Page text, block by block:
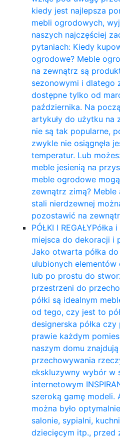
kiedy jest najlepsza
mebli ogrodowych,
naszych najczęściej
pytaniach: Kiedy
ogrodowe? Meble
na zewnątrz są
sezonowymi i dlatego
dostępne tylko od
października. Na
artykuły do ​​użytku na
nie są tak popularne,
zwykle nie osiągnęła
temperatur. Lub
meble jesienią na
meble ogrodowe
zewnątrz zimą? Meble
stali nierdzewnej
pozostawić na
PÓŁKI I REGAŁYPółka
miejsca do dekoracji i
Jako otwarta półka
ulubionych elementów
lub po prostu do
przestrzeni do
półki są idealnym
od tego, czy jest to
designerska półka czy
prawie każdym
naszym domu
przechowywania
ekskluzywny wybór w
internetowym
szeroką gamę modeli.
można było
salonie, sypialni,
dziecięcym itp., przed